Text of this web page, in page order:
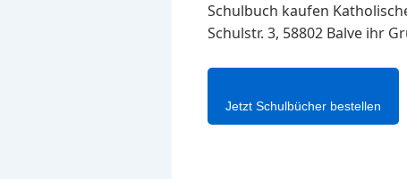
Schulbuch kaufen
Schulstr. 3, 58802 Balve ihr
Jetzt Schulbücher bestellen